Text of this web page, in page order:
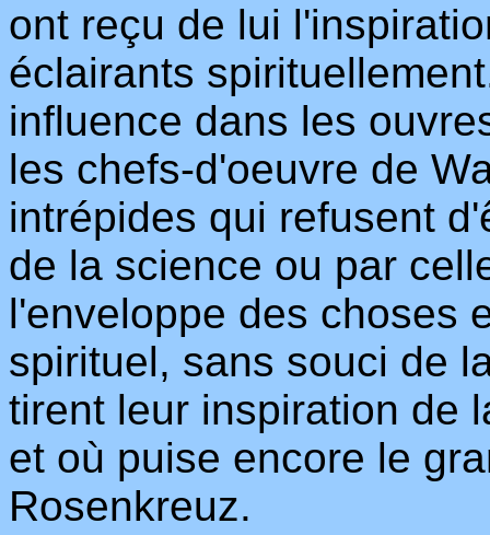
ont reçu de lui
éclairants
influence dans les
les chefs-d'oeuvre de
intrépides qui refusent
de la science ou par
l'enveloppe des choses
spirituel, sans souci de
tirent leur inspiration de
et où puise encore le
Rosenkreuz.